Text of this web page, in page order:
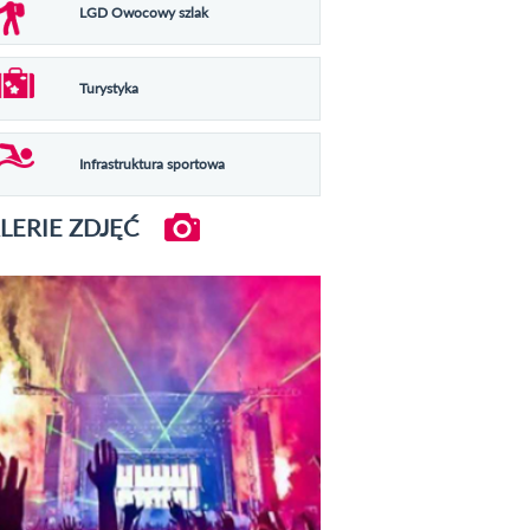
LGD Owocowy szlak
Turystyka
Infrastruktura sportowa
ZDJĘĆ